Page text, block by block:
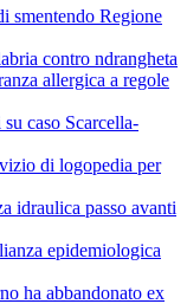
smentendo Regione
contro ndrangheta
allergica a regole
caso Scarcella-
di logopedia per
idraulica passo avanti
epidemiologica
ha abbandonato ex